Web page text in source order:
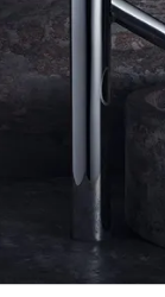
хром
AXOR